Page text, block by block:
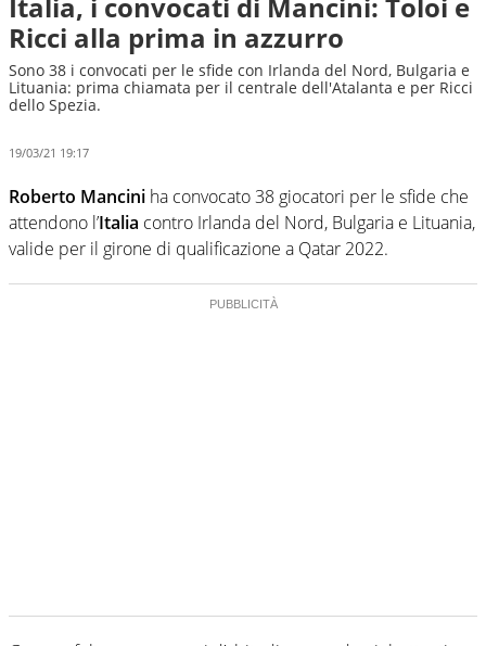
Ricci alla prima in azzurro
Sono 38 i convocati per le sfide con Irlanda del Nord, Bulgaria e
Lituania: prima chiamata per il centrale dell'Atalanta e per Ricci
dello Spezia.
19/03/21 19:17
Roberto Mancini ha convocato 38 giocatori per le sfide che
attendono l’Italia contro Irlanda del Nord, Bulgaria e Lituania,
valide per il girone di qualificazione a Qatar 2022.